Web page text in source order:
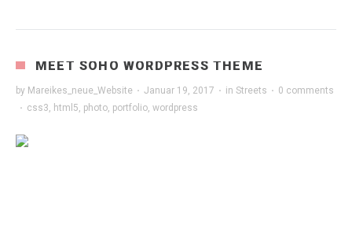
MEET SOHO WORDPRESS THEME
by Mareikes_neue_Website · Januar 19, 2017 · in Streets · 0 comments
· css3, html5, photo, portfolio, wordpress